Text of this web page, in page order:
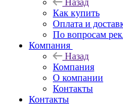
Назад
Как купить
Оплата и
По вопросам
Компания
Назад
Компания
О компании
Контакты
Контакты